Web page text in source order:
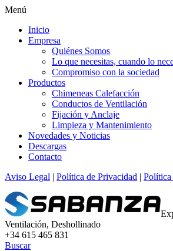
Menú
Inicio
Empresa
Quiénes Somos
Lo que necesitas, cuando lo
Compromiso con la sociedad
Productos
Chimeneas Calefacción
Conductos de Ventilación
Fijación y Anclaje
Limpieza y Mantenimiento
Novedades y Noticias
Descargas
Contacto
Aviso Legal | Política de Privacidad | Política
Ventilación, Deshollinado
+34 615 465 831
Buscar